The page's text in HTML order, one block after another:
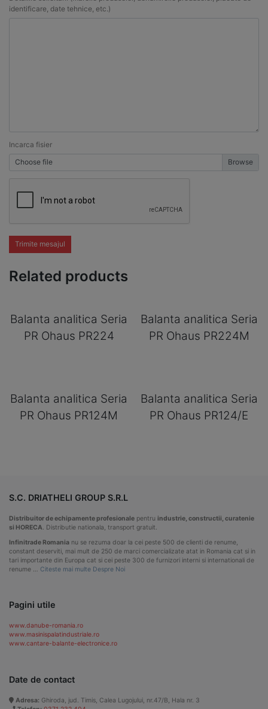
identificare, date tehnice, etc.)
Incarca fisier
Choose file
Trimite mesajul
Related products
Balanta analitica Seria
PR Ohaus PR224
Balanta analitica Seria
PR Ohaus PR224M
Balanta analitica Seria
PR Ohaus PR124M
Balanta analitica Seria
PR Ohaus PR124/E
S.C. DRIATHELI GROUP S.R.L
Distribuitor de echipamente profesionale pentru industrie, constructii, curatenie
si HORECA . Distributie nationala, transport gratuit.
Infinitrade Romania nu se rezuma doar la cei peste 500 de clienti de renume,
constant deserviti, mai mult de 250 de marci comercializate atat in Romania cat si in
tari importante din Europa cat si cei peste 300 de furnizori interni si internationali de
renume … Citeste mai multe Despre Noi
Pagini utile
www.danube-romania.ro
www.masinispalatindustriale.ro
www.cantare-balante-electronice.ro
Date de contact
Adresa: Ghiroda, jud. Timis, Calea Lugojului, nr.47/B, Hala nr. 3